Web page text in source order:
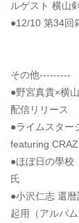
ルゲスト 横山
●12/10 第34回
その他---------
●野宮真貴×横
配信リリース
●ライムスター
featuring
●ほぼ日の學校
氏
●小沢仁志 還
起用（アルバ